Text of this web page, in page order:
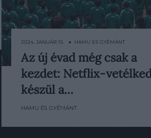
A Netflix Squid Game című
amely arról szól, hogy az
életüket kockáztatják és megölik
adósságukat törleszthessék,
2024. JANUÁR 15. ● HAMU ÉS GYÉMÁNT
Az új évad még csak a
kezdet: Netflix-
készül a…
HAMU ÉS GYÉMÁNT
KAPCSOLAT
Email: